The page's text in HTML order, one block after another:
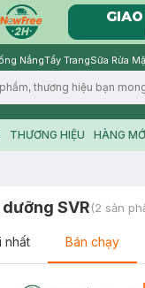
NắngTẩy TrangSữa Rửa
THƯƠNG HIỆU HÀNG
SVR(2 sản
nhất Bán chạy